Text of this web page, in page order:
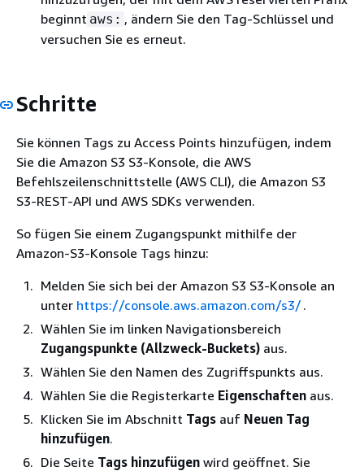
beginnt aws: , ändern Sie den Tag-Schlüssel und
versuchen Sie es erneut.
Schritte
Sie können Tags zu Access Points hinzufügen, indem
Sie die Amazon S3 S3-Konsole, die AWS
Befehlszeilenschnittstelle (AWS CLI), die Amazon S3
S3-REST-API und AWS SDKs verwenden.
So fügen Sie einem Zugangspunkt mithilfe der
Amazon-S3-Konsole Tags hinzu:
Melden Sie sich bei der Amazon S3 S3-Konsole an
unter https://console.aws.amazon.com/s3/.
Wählen Sie im linken Navigationsbereich
Zugangspunkte (Allzweck-Buckets) aus.
Wählen Sie den Namen des Zugriffspunkts aus.
Wählen Sie die Registerkarte Eigenschaften aus.
Klicken Sie im Abschnitt Tags auf Neuen Tag
hinzufügen.
Die Seite Tags hinzufügen wird geöffnet. Sie